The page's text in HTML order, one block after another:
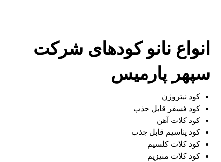
انواع نانو کودهای شرکت
سپهر پارمیس
کود نیتروژن
کود فسفر قابل جذب
کود کلات آهن
کود پتاسیم قابل جذب
کود کلات کلسیم
کود کلات منیزیم